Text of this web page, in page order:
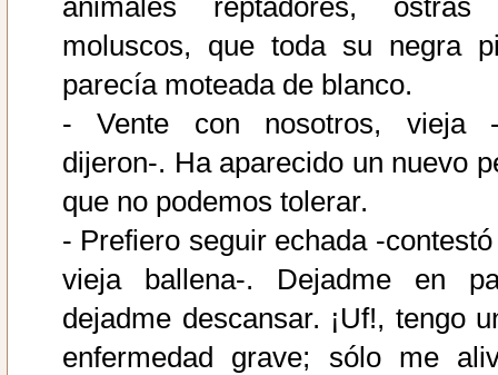
animales reptadores,
moluscos, que toda su negra
parecía moteada de blanco.
- Vente con nosotros, vieja
dijeron-. Ha aparecido un nuevo
que no podemos tolerar.
- Prefiero seguir echada -
vieja ballena-. Dejadme en
dejadme descansar. ¡Uf!, tengo
enfermedad grave; sólo me